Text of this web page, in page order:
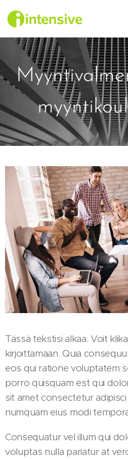
Tässä tekstisi alkaa. Voit
kirjoittamaan. Quia
eos qui ratione voluptatem
porro quisquam est qui
sit amet consectetur
numquam eius modi
Consequatur vel illum qui
voluptas nulla pariatur at